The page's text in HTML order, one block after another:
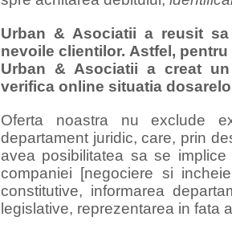
Urban & Asociatii a reusit
nevoile clientilor. Astfel,
Urban & Asociatii a creat
verifica online situatia
Oferta noastra nu exclude
departament juridic, care, prin
avea posibilitatea sa se
companiei [negociere si
constitutive, informarea
legislative, reprezentarea in fata